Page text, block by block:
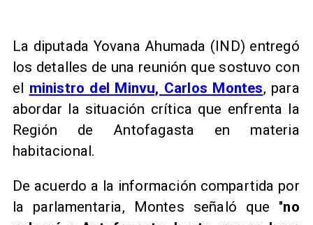
La diputada Yovana Ahumada (IND) entregó
los detalles de una reunión que sostuvo con
el ministro del Minvu, Carlos Montes, para
abordar la situación crítica que enfrenta la
Región de Antofagasta en materia
habitacional.
De acuerdo a la información compartida por
la parlamentaria, Montes señaló que "no